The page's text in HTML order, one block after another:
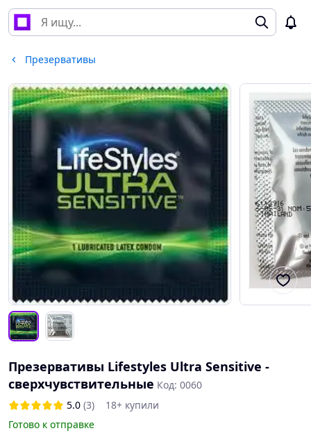
Презервативы
Презервативы Lifestyles Ultra Sensitive -
сверхчувствительные Код: 0060
5.0 (3)
18+ купили
Готово к отправке